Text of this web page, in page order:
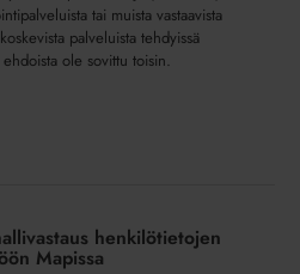
tai muista vastaavista
palveluista tehdyissä
ole sovittu toisin.
henkilötietojen
Mapissa